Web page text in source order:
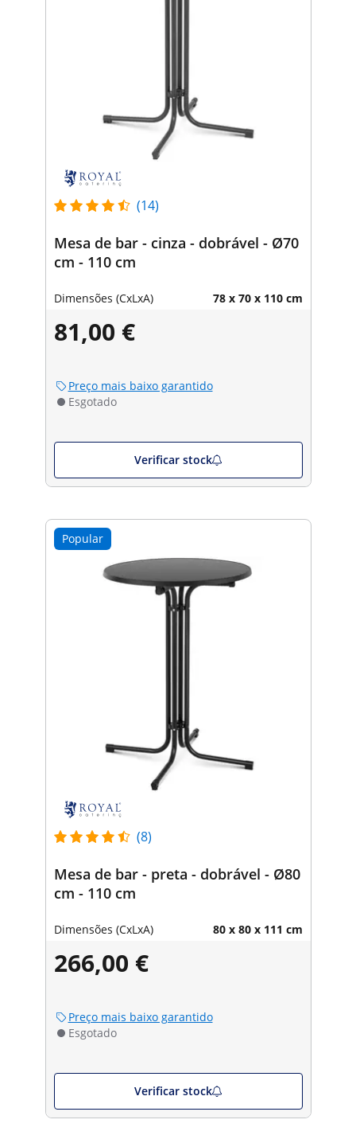
(14)
Mesa de bar - cinza - dobrável - Ø70
cm - 110 cm
Dimensões (CxLxA) 78 x 70 x 110 cm
81,00 €
Preço mais baixo garantido
Esgotado
Verificar stock
Popular
(8)
Mesa de bar - preta - dobrável - Ø80
cm - 110 cm
Dimensões (CxLxA) 80 x 80 x 111 cm
266,00 €
Preço mais baixo garantido
Esgotado
Verificar stock